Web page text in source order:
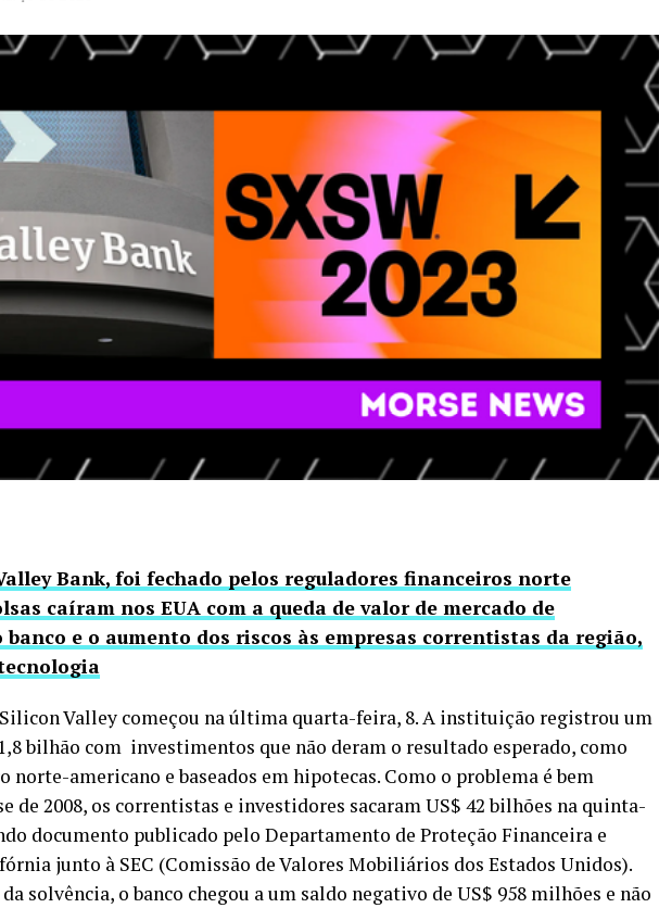
Bank, foi fechado pelos reguladores financeiros norte
caíram nos EUA com a queda de valor de mercado de
e o aumento dos riscos às empresas correntistas da região,
Valley começou na última quarta-feira, 8. A instituição registrou um
bilhão com investimentos que não deram o resultado esperado, como
americano e baseados em hipotecas. Como o problema é bem
de 2008, os correntistas e investidores sacaram US$ 42 bilhões na quinta-
documento publicado pelo Departamento de Proteção Financeira e
junto à SEC (Comissão de Valores Mobiliários dos Estados Unidos).
solvência, o banco chegou a um saldo negativo de US$ 958 milhões e não